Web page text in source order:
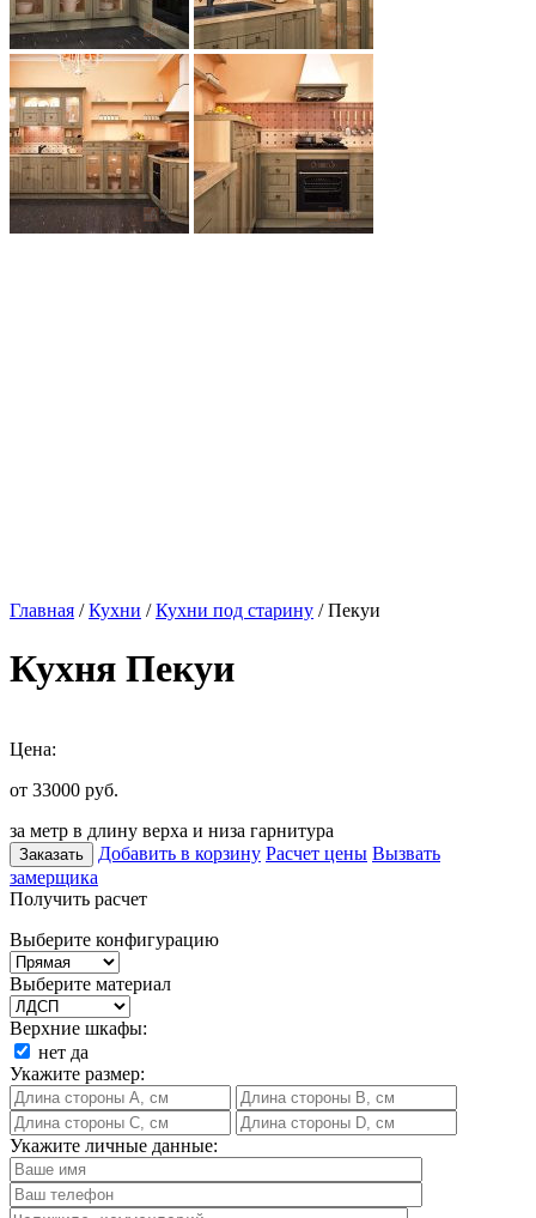
Главная /Кухни /Кухни под старину / Пекуи
Кухня Пекуи
Цена:
от 33000 руб.
за метр в длину верха и низа гарнитура
Заказать Добавить в корзину Расчет цены Вызвать
замерщика
Получить расчет
Выберите конфигурацию
Выберите материал
Верхние шкафы:
нет да
Укажите размер:
Укажите личные данные: